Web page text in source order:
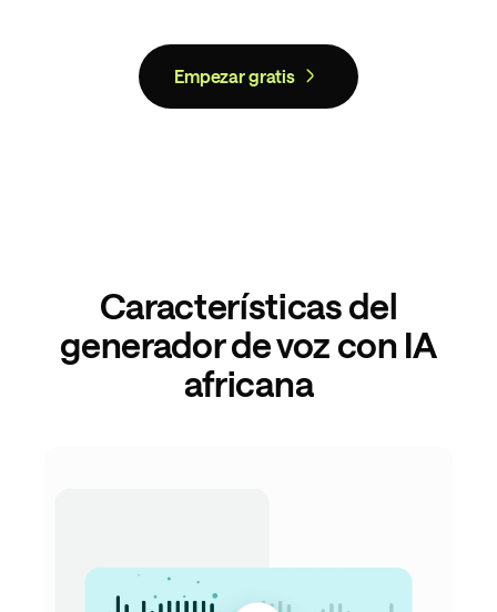
Empezar gratis
Características del
generador de voz con IA
africana